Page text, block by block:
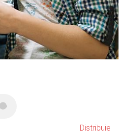
Distribuie